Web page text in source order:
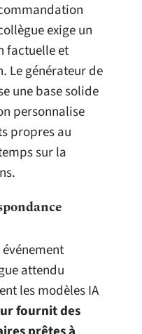
exige un
factuelle et
Le générateur de
une base solide
personnalise
propres au
sur la
attendu
les modèles IA
fournit des